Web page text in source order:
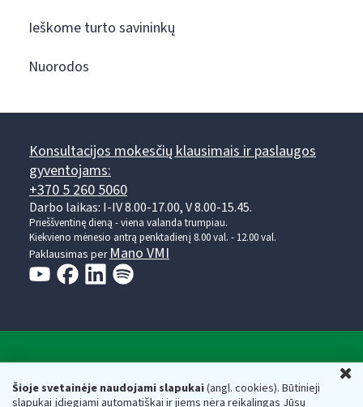
Šioje svetainėje naudojami slapukai(angl. cookies). Būtinieji
slapukai įdiegiami automatiškai ir jiems nėra reikalingas Jūsų
Ieškome turto savininkų
Nuorodos
Konsultacijos mokesčių klausimais ir paslaugos
gyventojams:
+370 5 260 5060
Darbo laikas: I-IV 8.00-17.00, V 8.00-15.45.
Prieššventinę dieną - viena valanda trumpiau.
Kiekvieno mėnesio antrą penktadienį 8.00 val. - 12.00 val.
Paklausimas per Mano VMI
Respublikos finansų ministerijos